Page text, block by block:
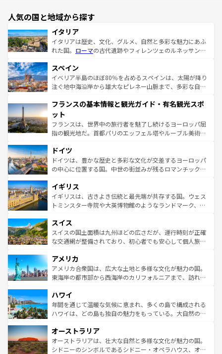
人気の国と地域から探す
イタリア
イタリアは歴史、文化、グルメ、自然と多彩な魅力にあふ
れた国。 ローマの古代遺跡やフィレンツェのルネッサンス
ろん、トスカーナの美しい田園風景やアマルフィ海岸の絶
景など、自然景観も見逃せない。観光の合間には、本場の
ピザやパスタなど、絶品のイタリア料理を堪能することも
ませてくれるイタリアで、忘れられない旅をしてみよう！
なお、新着のイタリア情報は
しい。
スペイン
イベリア半島のほぼ80％を占めるスペインは、太陽が降り
注ぐ地中海沿岸から雄大なピレネー山脈まで、多彩な自然
文化が根付くこの国では、情熱的なフラメンコ、熱気あふ
れる闘牛、そして美味しいタパスが生活の一部となってい
る。首都マドリードの洗練された雰囲気や、バルセロナの
アートに溢れた街角から、地方では古代ローマ遺跡や中世
せる。地方によって風土や気候が異なるスペインはその個
性で訪れる人を魅了する。 なお、新着のスペイン情報は コ
ンテンツ一覧を参照してほしい。
フランスの基本情報と観光ガイド・有名観光スポ
ット
フランスは、世界中の旅行者を魅了し続けるヨーロッパ屈
指の観光地だ。首都パリのエッフェル塔やルーブル美術館
で、幅広い魅力が詰まっている。華麗な宮殿、歴史的な大
聖堂、美しいビーチ、そして豊かな自然が、訪れる者を心
から魅了する。また、フランスは美食の国としても知ら
いる。シャンパンの発祥地であるランス、プロヴァンスの
香り高いラベンダー畑など、多彩な楽しみ方が可能だ。さ
らに、パリ以外の地域にも魅力が溢れており、どの街角に
れる地方に足を運ぶとそれぞれで全く異なる文化を体験で
きるだろう。 なお、新着のフランス情報はコンテンツ一覧
を参照してほしい。
ドイツ
ドイツは、豊かな歴史と多彩な文化が交差するヨーロッパ
の中心に位置する国。中世の街並みが残るロマンチック街
顔を持つこの国は、どこを歩いても飽きることがない。ベ
ルリンの文化的活気、バイエルン州のアルプスの絶景、そ
してライン川沿いのワイン畑といった風景は必見。ビール
は、お酒好きな人にはぜひ体験してほしい。 なお、新着の
ドイツ情報はコンテンツ一覧を参照してほしい。
イギリス
イギリスは、古きよき伝統と最先端が共存する国。ウェス
トミンスター寺院や大英博物館のようなランドマーク、歴
リアごとに異なる魅力がある。また、優雅なアフタヌーン
ティー、ビール好きにはたまらない英国パブ、サッカー観
戦など、本場だからこそできる体験も豊富。イギリスを旅
ンツ一覧を参照してほしい。
スイス
スイスの国土面積は九州ほどの広さだが、運行時刻が正確
な交通網が整備されており、初心者でも安心して個人旅行
の建物がそのまま残る町や、スイスならではのユニークな
博物館もあり、アルプス観光だけでなく町歩きも満喫する
ことができる。国民の所得が高いため物価も高いが、旅行
ば市内交通費無料で観光を楽しむこともできる。 なお、新
着のスイス情報はコンテンツ一覧 を参照してほしい。
アメリカ
アメリカ合衆国は、広大な土地と多様な文化が魅力の国。
東海岸の都市部から西海岸のカリフォルニアまで、訪れる
のような巨大都市は、観光、ショッピング、エンターテイ
ンメントが詰まった刺激的なスポットだ。一方、アメリカ
西部には大自然が広がり、グランドキャニオンやイエロー
部のニューオーリンズでは、音楽と美食が融合した独特の
文化が魅力。旅行者はアメリカの各地域で異なる魅力を楽
しみながら、その多様性と豊かな歴史を感じることができ
ハワイ
年間を通じて温暖な気候に恵まれ、多くの島で構成される
ハワイは、どの島も独自の魅力をもっている。大自然の神
ワイ島は見逃せない。また、定番の観光地といえばオアフ
島だが、静かな自然を求めるならマウイ島やカウアイ島が
おすすめ。エメラルドグリーンに輝く海をはじめ、豊かな
オーストラリア
オーストラリアは、壮大な自然と多様な文化が魅力の国。
シドニーのシンボルであるシドニー・オペラハウス、オー